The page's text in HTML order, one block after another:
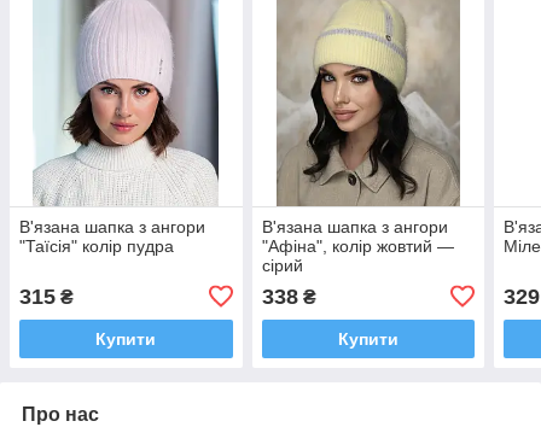
В'язана шапка з ангори
"Таїсія" колір пудра
315 ₴
Купити
В'язана шапка з ангори
"Афіна", колір жовтий —
сірий
338₴
Купити
329
Про нас